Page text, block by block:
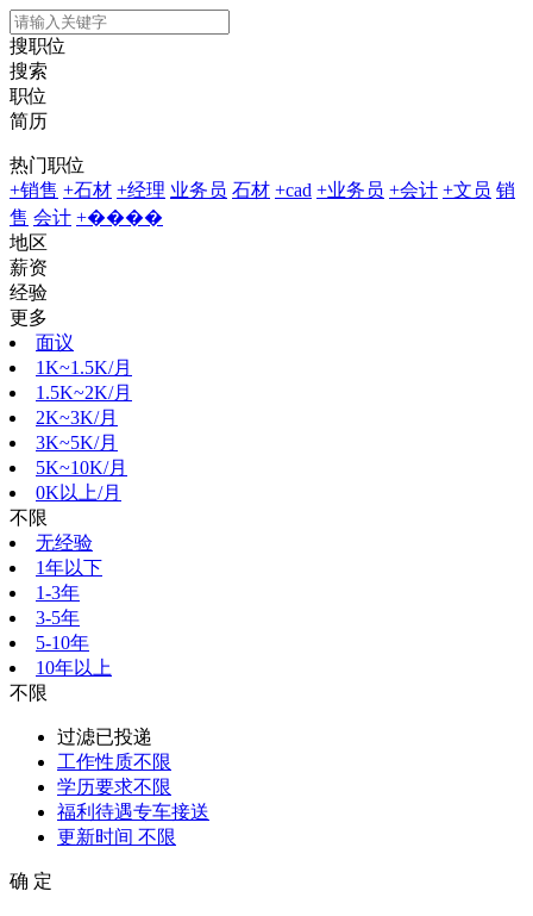
搜职位
搜索
职位
简历
热门职位
+销售 +石材 +经理 业务员 石材 +cad +业务员 +会计 +文员 销
售 会计 +����
地区
薪资
经验
更多
面议
1K~1.5K/月
1.5K~2K/月
2K~3K/月
3K~5K/月
5K~10K/月
0K以上/月
不限
无经验
1年以下
1-3年
3-5年
5-10年
10年以上
不限
过滤已投递
工作性质不限
学历要求不限
福利待遇专车接送
更新时间 不限
确 定